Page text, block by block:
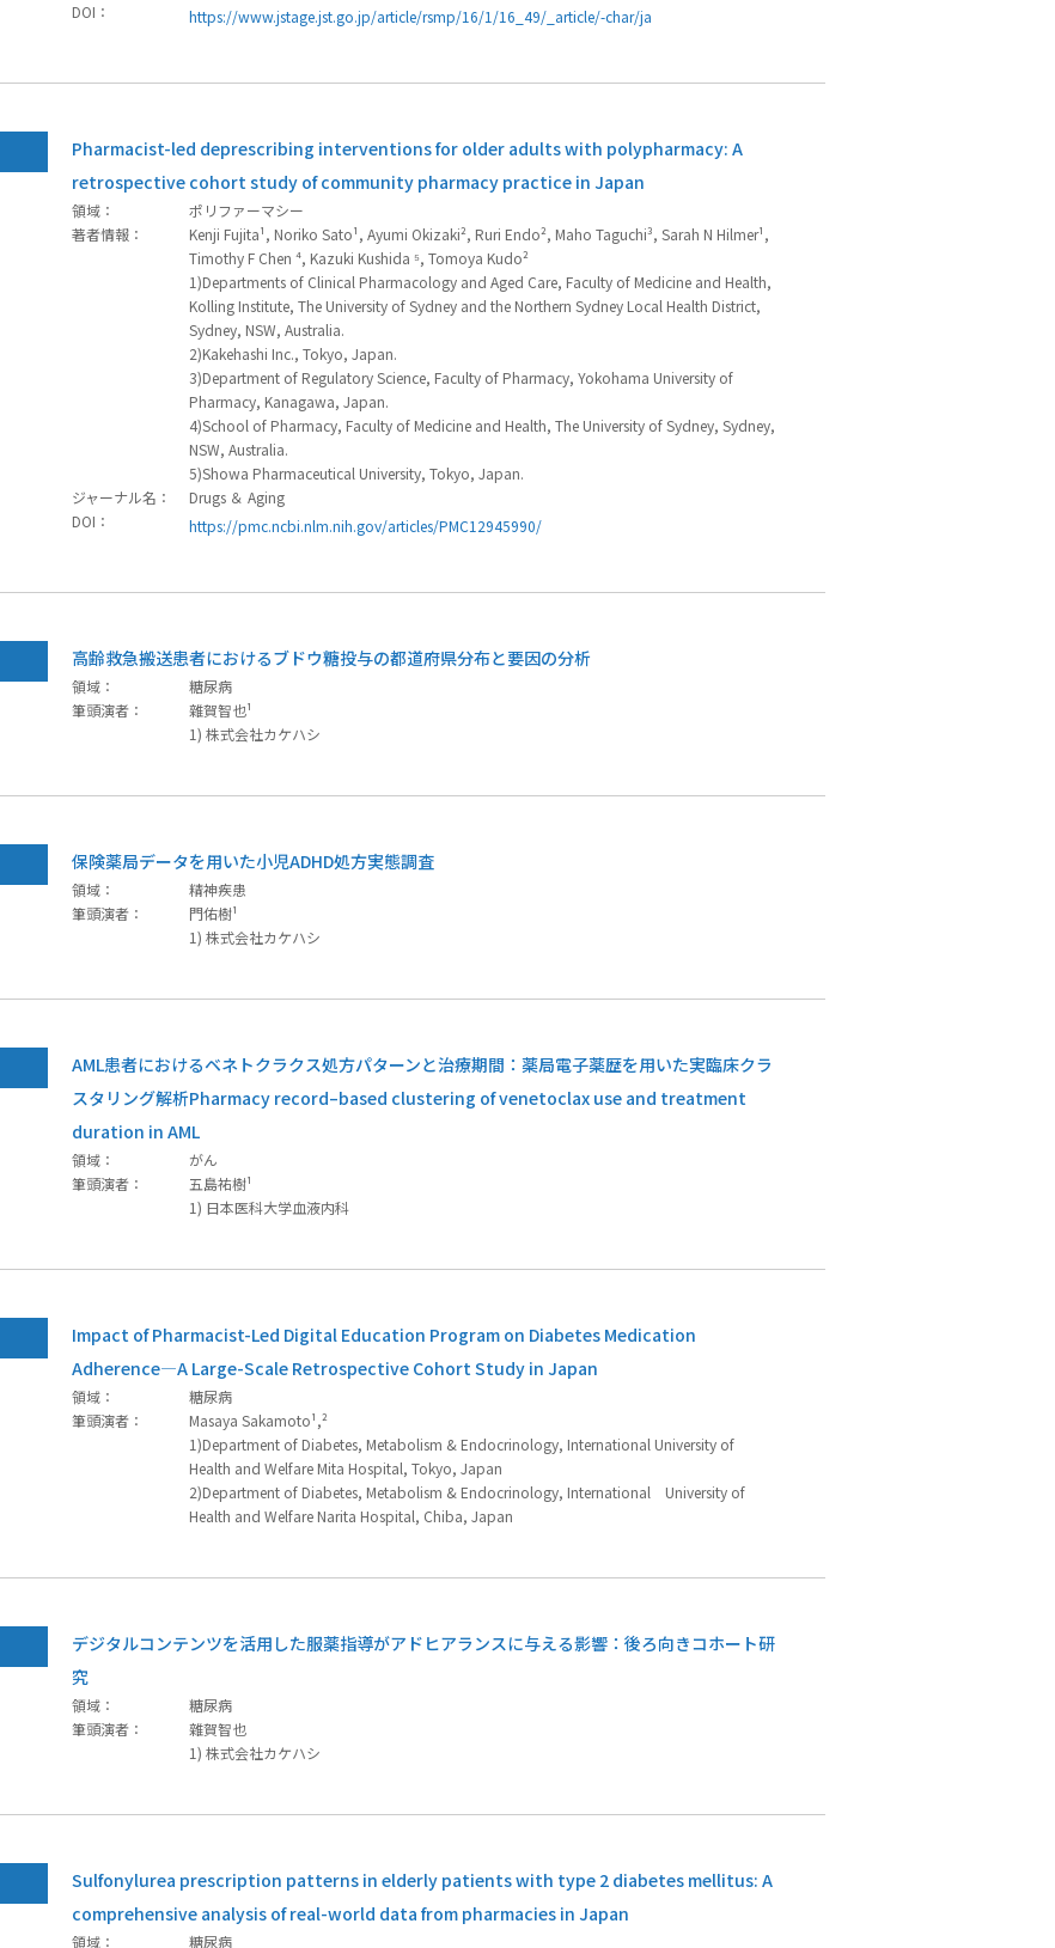
DOI：
https://www.jstage.jst.go.jp/article/rsmp/16/1/16_49/_article/-char/ja
Pharmacist-led deprescribing interventions for older adults with polypharmacy: A
retrospective cohort study of community pharmacy practice in Japan
領域：
ポリファーマシー
著者情報：
Kenji Fujita¹, Noriko Sato¹, Ayumi Okizaki², Ruri Endo², Maho Taguchi³, Sarah N Hilmer¹,
Timothy F Chen ⁴, Kazuki Kushida ⁵, Tomoya Kudo²
1)Departments of Clinical Pharmacology and Aged Care, Faculty of Medicine and Health,
Kolling Institute, The University of Sydney and the Northern Sydney Local Health District,
Sydney, NSW, Australia.
2)Kakehashi Inc., Tokyo, Japan.
3)Department of Regulatory Science, Faculty of Pharmacy, Yokohama University of
Pharmacy, Kanagawa, Japan.
4)School of Pharmacy, Faculty of Medicine and Health, The University of Sydney, Sydney,
NSW, Australia.
5)Showa Pharmaceutical University, Tokyo, Japan.
ジャーナル名：
Drugs ＆ Aging
DOI：
https://pmc.ncbi.nlm.nih.gov/articles/PMC12945990/
高齢救急搬送患者におけるブドウ糖投与の都道府県分布と要因の分析
領域：
糖尿病
筆頭演者：
雜賀智也¹
1) 株式会社カケハシ
保険薬局データを用いた小児ADHD処方実態調査
領域：
精神疾患
筆頭演者：
門佑樹¹
1) 株式会社カケハシ
AML患者におけるベネトクラクス処方パターンと治療期間：薬局電子薬歴を用いた実臨床クラ
スタリング解析Pharmacy record–based clustering of venetoclax use and treatment
duration in AML
領域：
がん
筆頭演者：
五島祐樹¹
1) 日本医科大学血液内科
Impact of Pharmacist-Led Digital Education Program on Diabetes Medication
Adherence—A Large-Scale Retrospective Cohort Study in Japan
領域：
糖尿病
筆頭演者：
Masaya Sakamoto¹,²
1)Department of Diabetes, Metabolism & Endocrinology, International University of
Health and Welfare Mita Hospital, Tokyo, Japan
2)Department of Diabetes, Metabolism & Endocrinology, International University of
Health and Welfare Narita Hospital, Chiba, Japan
デジタルコンテンツを活用した服薬指導がアドヒアランスに与える影響：後ろ向きコホート研
究
領域：
糖尿病
筆頭演者：
雜賀智也
1) 株式会社カケハシ
Sulfonylurea prescription patterns in elderly patients with type 2 diabetes mellitus: A
comprehensive analysis of real-world data from pharmacies in Japan
領域： 糖尿病